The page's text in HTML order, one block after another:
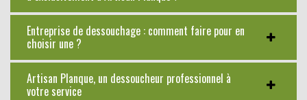
Entreprise de dessouchage : comment faire pour en
choisir une ?
Artisan Planque, un dessoucheur professionnel à
votre service